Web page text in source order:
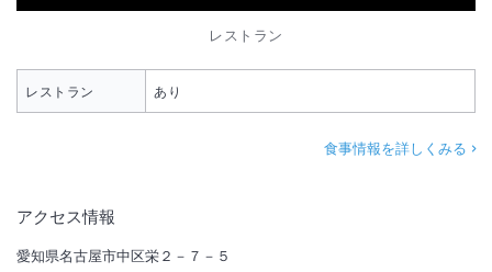
レストラン
レストラン あり
食事情報を詳しくみる
アクセス情報
愛知県名古屋市中区栄２－７－５